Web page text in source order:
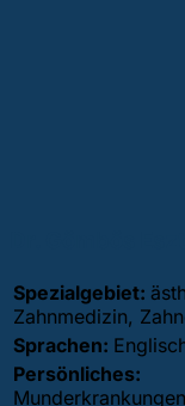
Spezialgebiet:
Zahnmedizin,
Sprachen:
Persönliches: